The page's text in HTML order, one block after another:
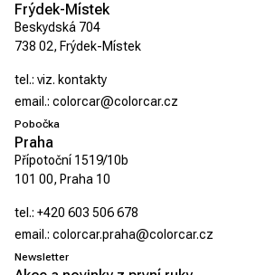
Frýdek-Místek
Beskydská 704
738 02, Frýdek-Místek
tel.: viz. kontakty
email.: colorcar@colorcar.cz
Pobočka
Praha
Přípotoční 1519/10b
101 00, Praha 10
tel.: +420 603 506 678
email.: colorcar.praha@colorcar.cz
Newsletter